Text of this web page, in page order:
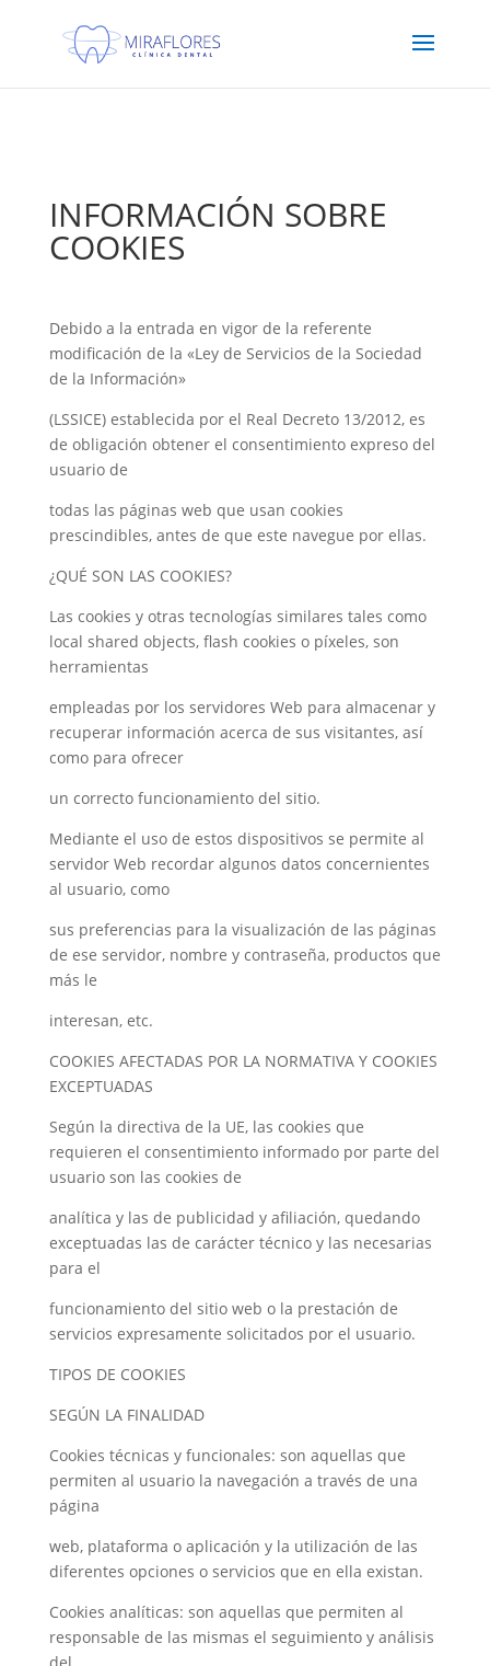
INFORMACIÓN SOBRE
COOKIES
Debido a la entrada en vigor de la referente
modificación de la «Ley de Servicios de la Sociedad
de la Información»
(LSSICE) establecida por el Real Decreto 13/2012, es
de obligación obtener el consentimiento expreso del
usuario de
todas las páginas web que usan cookies
prescindibles, antes de que este navegue por ellas.
¿QUÉ SON LAS COOKIES?
Las cookies y otras tecnologías similares tales como
local shared objects, flash cookies o píxeles, son
herramientas
empleadas por los servidores Web para almacenar y
recuperar información acerca de sus visitantes, así
como para ofrecer
un correcto funcionamiento del sitio.
Mediante el uso de estos dispositivos se permite al
servidor Web recordar algunos datos concernientes
al usuario, como
sus preferencias para la visualización de las páginas
de ese servidor, nombre y contraseña, productos que
más le
interesan, etc.
COOKIES AFECTADAS POR LA NORMATIVA Y COOKIES
EXCEPTUADAS
Según la directiva de la UE, las cookies que
requieren el consentimiento informado por parte del
usuario son las cookies de
analítica y las de publicidad y afiliación, quedando
exceptuadas las de carácter técnico y las necesarias
para el
funcionamiento del sitio web o la prestación de
servicios expresamente solicitados por el usuario.
TIPOS DE COOKIES
SEGÚN LA FINALIDAD
Cookies técnicas y funcionales: son aquellas que
permiten al usuario la navegación a través de una
página
web, plataforma o aplicación y la utilización de las
diferentes opciones o servicios que en ella existan.
Cookies analíticas: son aquellas que permiten al
responsable de las mismas el seguimiento y análisis